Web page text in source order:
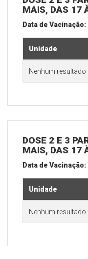
MAIS, DAS 17
Data de Vacinação:
Unidade
Nenhum
DOSE 2 E 3
MAIS, DAS 17
Data de Vacinação:
Unidade
Nenhum